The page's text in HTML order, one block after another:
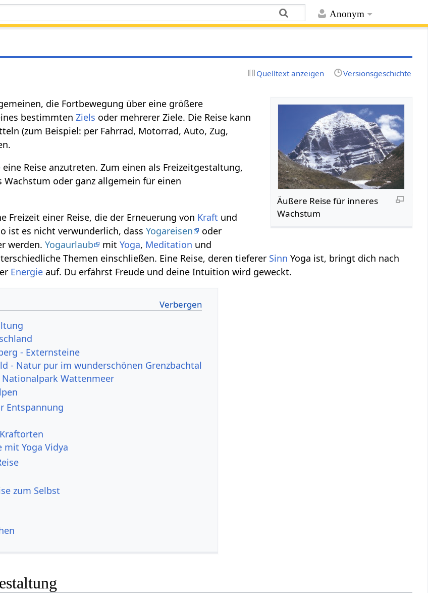
Anonym
Quelltext anzeigen Versionsgeschichte
Äußere Reise für inneres
Wachstum
die Fortbewegung über eine größere
bestimmtenZiels oder mehrerer Ziele. Die Reise kann
(zum Beispiel: per Fahrrad, Motorrad, Auto, Zug,
eine Reise anzutreten. Zum einen als Freizeitgestaltung,
oder ganz allgemein für einen
Freizeit einer Reise, die der Erneuerung von Kraft und
ist es nicht verwunderlich, dassYogareisen
oder
werden.Yogaurlaub mitYoga, Meditation und
Themen einschließen. Eine Reise, deren tieferer Sinn Yoga ist, bringt dich nach
Energie auf. Du erfährst Freude und deine Intuition wird geweckt.
- Externsteine
- Natur pur im wunderschönen Grenzbachtal
Nationalpark Wattenmeer
Entspannung
mit Yoga Vidya
zum Selbst